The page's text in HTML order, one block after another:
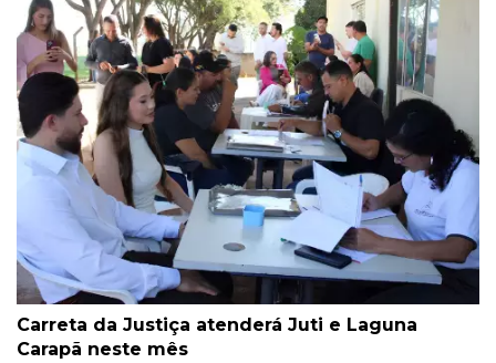
Carreta da Justiça atenderá Juti e Laguna
Carapã neste mês